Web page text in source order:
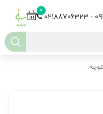
0
02188706323 -